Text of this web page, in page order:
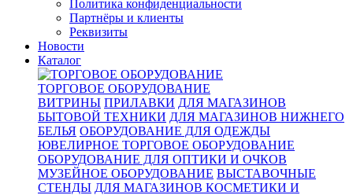
Политика конфиденциальности
Партнёры и клиенты
Реквизиты
Новости
Каталог
ТОРГОВОЕ ОБОРУДОВАНИЕ
ВИТРИНЫ ПРИЛАВКИ ДЛЯ МАГАЗИНОВ
БЫТОВОЙ ТЕХНИКИ ДЛЯ МАГАЗИНОВ НИЖНЕГО
БЕЛЬЯ ОБОРУДОВАНИЕ ДЛЯ ОДЕЖДЫ
ЮВЕЛИРНОЕ ТОРГОВОЕ ОБОРУДОВАНИЕ
ОБОРУДОВАНИЕ ДЛЯ ОПТИКИ И ОЧКОВ
МУЗЕЙНОЕ ОБОРУДОВАНИЕ ВЫСТАВОЧНЫЕ
СТЕНДЫ ДЛЯ МАГАЗИНОВ КОСМЕТИКИ И